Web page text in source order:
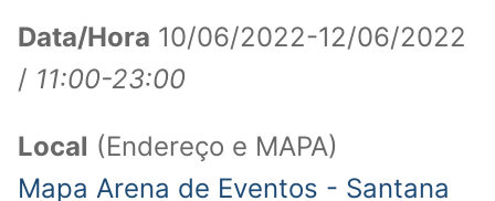
Data/Hora 10/06/2022-12/06/2022
/ 11:00-23:00
Local (Endereço e MAPA)
Mapa Arena de Eventos - Santana